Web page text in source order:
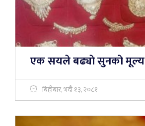
एक सयले बढ्याे सुनकाे मूल्‍य
बिहीबार, भदौ १३, २०८१